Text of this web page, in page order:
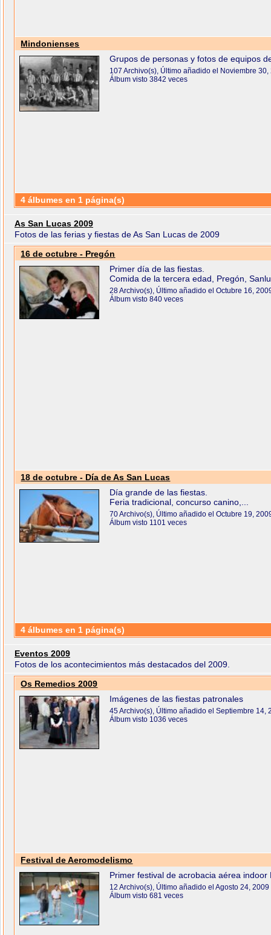
Mindonienses
Grupos de personas y fotos de equipos
107 Archivo(s), Último añadido el Noviembre 30,
Álbum visto 3842 veces
4 álbumes en 1 página(s)
As San Lucas 2009
Fotos de las ferias y fiestas de As San Lucas de 2009
16 de octubre - Pregón
Primer día de las fiestas.
Comida de la tercera edad, Pregón,
28 Archivo(s), Último añadido el Octubre 16,
Álbum visto 840 veces
18 de octubre - Día de As San Lucas
Día grande de las fiestas.
Feria tradicional, concurso canino,...
70 Archivo(s), Último añadido el Octubre 19,
Álbum visto 1101 veces
4 álbumes en 1 página(s)
Eventos 2009
Fotos de los acontecimientos más destacados del 2009.
Os Remedios 2009
Imágenes de las fiestas patronales
45 Archivo(s), Último añadido el Septiembre 14,
Álbum visto 1036 veces
Festival de Aeromodelismo
Primer festival de acrobacia aérea indoor
12 Archivo(s), Último añadido el Agosto 24, 2009
Álbum visto 681 veces